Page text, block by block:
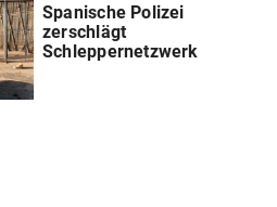
Spanische Polizei
zerschlägt
Schleppernetzwerk